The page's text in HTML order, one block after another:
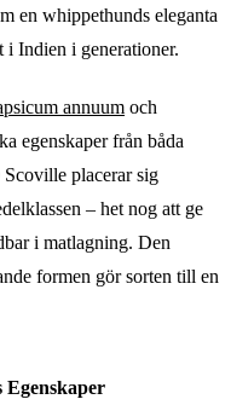
en whippethunds eleganta
i Indien i generationer.
annuum och
egenskaper från båda
placerar sig
– het nog att ge
i matlagning. Den
formen gör sorten till en
Egenskaper